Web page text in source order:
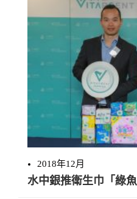
2018年12月
水中銀推衛生巾「綠